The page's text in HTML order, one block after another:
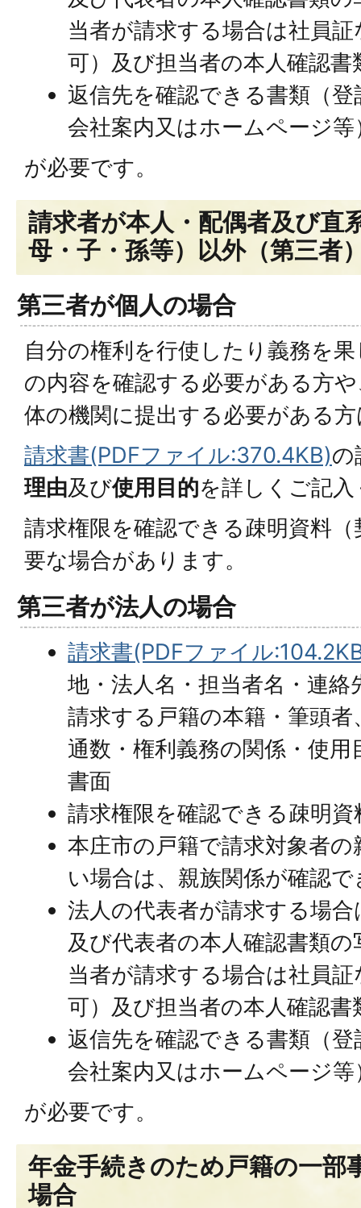
当者が請求する場合は社員
可）及び担当者の本人確認書
返信先を確認できる書類（
会社案内又はホームページ
が必要です。
請求者が本人・配偶者及び直
母・子・孫等）以外（第三者
第三者が個人の場合
自分の権利を行使したり義務を
の内容を確認する必要がある方
体の機関に提出する必要がある
請求書(PDFファイル:370.4KB)の
理由及び使用目的を詳しくご記
請求権限を確認できる疎明資料
要な場合があります。
第三者が法人の場合
請求書(PDFファイル
地・法人名・担当者名・連
請求する戸籍の本籍・筆頭
通数・権利義務の関係・使
書面
請求権限を確認できる疎明
本庄市の戸籍で請求対象者
い場合は、親族関係が確認
法人の代表者が請求する場
及び代表者の本人確認書類
当者が請求する場合は社員
可）及び担当者の本人確認書
返信先を確認できる書類（
会社案内又はホームページ
が必要です。
年金手続きのため戸籍の一部
場合